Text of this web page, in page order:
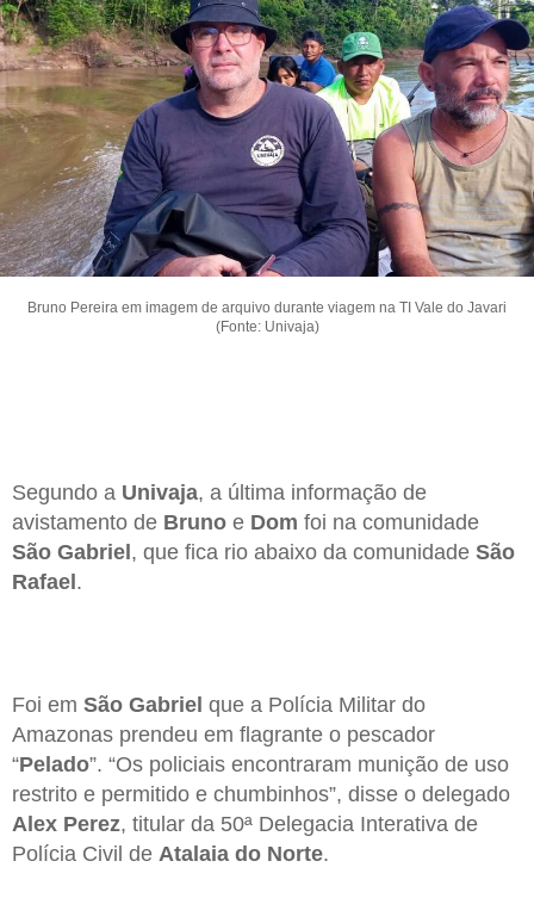
Bruno Pereira em imagem de arquivo durante viagem na TI Vale do Javari
(Fonte: Univaja)
Segundo a Univaja, a última informação de
avistamento de Bruno e Dom foi na comunidade
São Gabriel, que fica rio abaixo da comunidade São
Rafael.
Foi em São Gabriel que a Polícia Militar do
Amazonas prendeu em flagrante o pescador
“Pelado”. “Os policiais encontraram munição de uso
restrito e permitido e chumbinhos”, disse o delegado
Alex Perez, titular da 50ª Delegacia Interativa de
Polícia Civil de Atalaia do Norte.